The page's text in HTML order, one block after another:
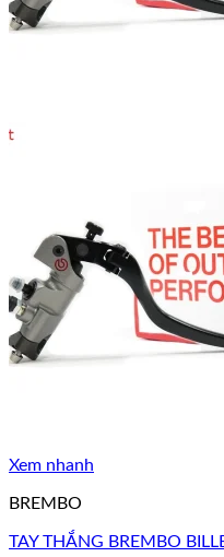
Xem nhanh
BREMBO
TAY THẮNG BREMBO